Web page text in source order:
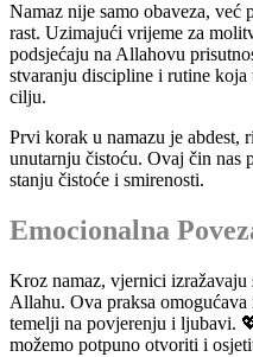
Namaz nije samo obaveza,
rast. Uzimajući vrijeme za
podsjećaju na Allahovu
stvaranju discipline i rutine koja
cilju.
Prvi korak u namazu je abdest,
unutarnju čistoću. Ovaj čin nas
stanju čistoće i smirenosti.
Emocionalna
Kroz namaz, vjernici
Allahu. Ova praksa
temelji na povjerenju i ljubavi.
možemo potpuno otvoriti i